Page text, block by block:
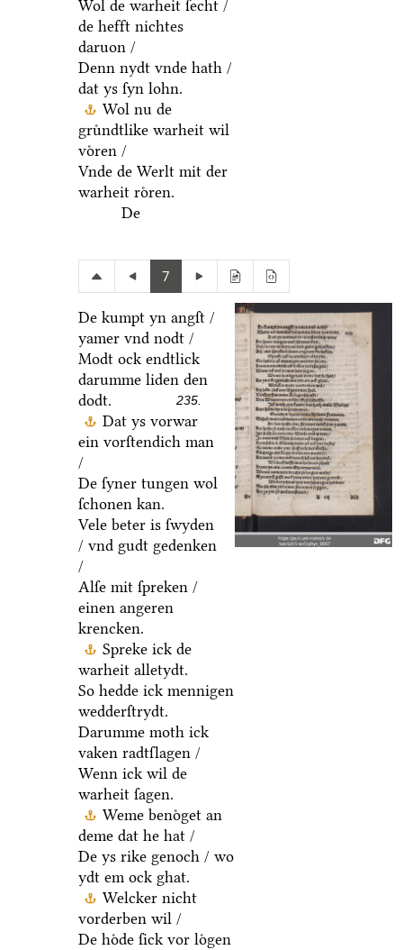
Wol de warheit ſecht /
de hefft nichtes
daruon /
Denn nydt vnde hath /
dat ys ſyn lohn.
Wol nu de
gruͤndtlike warheit wil
voͤren /
Vnde de Werlt mit der
warheit roͤren.
De
7
De kumpt yn angſt /
yamer vnd nodt /
Modt ock endtlick
darumme liden den
dodt.
235.
Dat ys vorwar
ein vorſtendich man
/
De ſyner tungen wol
ſchonen kan.
Vele beter is ſwyden
/ vnd gudt gedenken
/
Alſe mit ſpreken /
einen angeren
krencken.
Spreke ick de
warheit alletydt.
So hedde ick mennigen
wedderſtrydt.
Darumme moth ick
vaken radtſlagen /
Wenn ick wil de
warheit ſagen.
Weme benoͤget an
deme dat he hat /
De ys rike genoch / wo
ydt em ock ghat.
Welcker nicht
vorderben wil /
De hoͤde ſick vor loͤgen